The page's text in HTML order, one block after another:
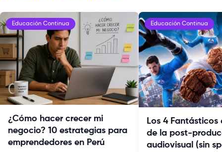
Educación Continua
¿Cómo hacer crecer mi
negocio? 10 estrategias para
emprendedores en Perú
Educación Continua
Los 4 Fantásticos
de la post-
audiovisual (sin